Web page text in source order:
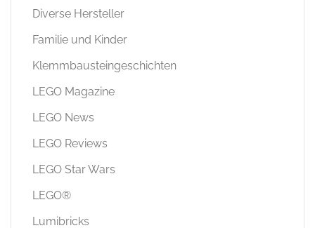
Diverse Hersteller
Familie und Kinder
Klemmbausteingeschichten
LEGO Magazine
LEGO News
LEGO Reviews
LEGO Star Wars
LEGO®
Lumibricks